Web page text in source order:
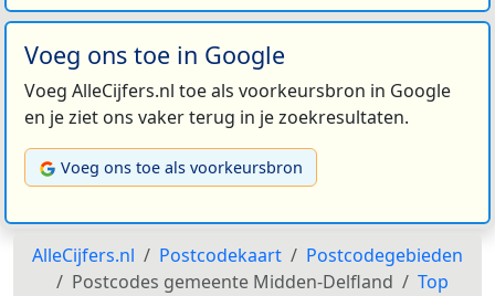
Voeg ons toe in Google
Voeg AlleCijfers.nl toe als voorkeursbron in Google
en je ziet ons vaker terug in je zoekresultaten.
Voeg ons toe als voorkeursbron
AlleCijfers.nl Postcodekaart
Postcodegebieden
Postcodes gemeente Midden-Delfland
Top